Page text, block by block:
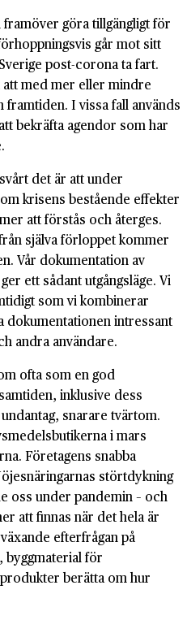
göra tillgängligt för
går mot sitt
post-corona ta fart.
med mer eller mindre
I vissa fall används
bekräfta agendor som har
det är att under
krisens bestående effekter
att förstås och återges.
själva förloppet kommer
Vår dokumentation av
ett sådant utgångsläge. Vi
som vi kombinerar
intressant
andra användare.
ofta som en god
inklusive dess
snarare tvärtom.
i mars
Företagens snabba
störtdykning
oss under pandemin – och
att finnas när det hela är
efterfrågan på
för
berätta om hur